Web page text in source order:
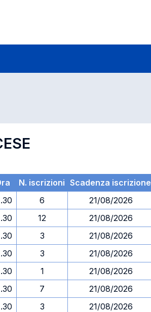
N. iscrizioni Scadenza iscrizione
6
21/08/2026
12
21/08/2026
3
21/08/2026
3
21/08/2026
1
21/08/2026
7
21/08/2026
3
21/08/2026